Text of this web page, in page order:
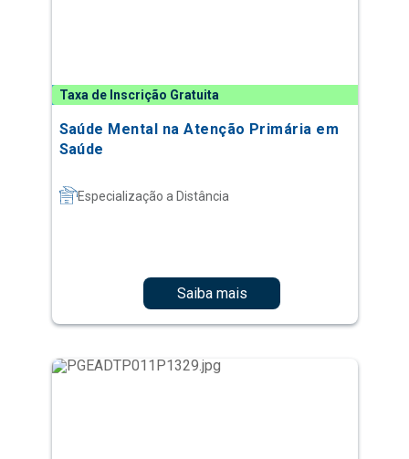
Taxa de Inscrição Gratuita
Saúde Mental na Atenção Primária em
Saúde
Especialização a Distância
Saiba mais